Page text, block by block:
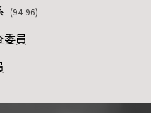
(94-96)
員